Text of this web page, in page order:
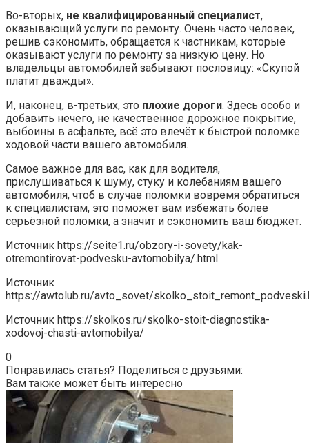
Во-вторых, не квалифицированный специалист,
оказывающий услуги по ремонту. Очень часто человек,
решив сэкономить, обращается к частникам, которые
оказывают услуги по ремонту за низкую цену. Но
владельцы автомобилей забывают пословицу: «Скупой
платит дважды».
И, наконец, в-третьих, это плохие дороги. Здесь особо и
добавить нечего, не качественное дорожное покрытие,
выбоины в асфальте, всё это влечёт к быстрой поломке
ходовой части вашего автомобиля.
Самое важное для вас, как для водителя,
прислушиваться к шуму, стуку и колебаниям вашего
автомобиля, чтоб в случае поломки вовремя обратиться
к специалистам, это поможет вам избежать более
серьёзной поломки, а значит и сэкономить ваш бюджет.
Источник https://seite1.ru/obzory-i-sovety/kak-
otremontirovat-podvesku-avtomobilya/.html
Источник
https://awtolub.ru/avto_sovet/
Источник https://skolkos.ru/skolko-stoit-diagnostika-
xodovoj-chasti-avtomobilya/
0
Понравилась статья? Поделиться с друзьями:
Вам также может быть интересно